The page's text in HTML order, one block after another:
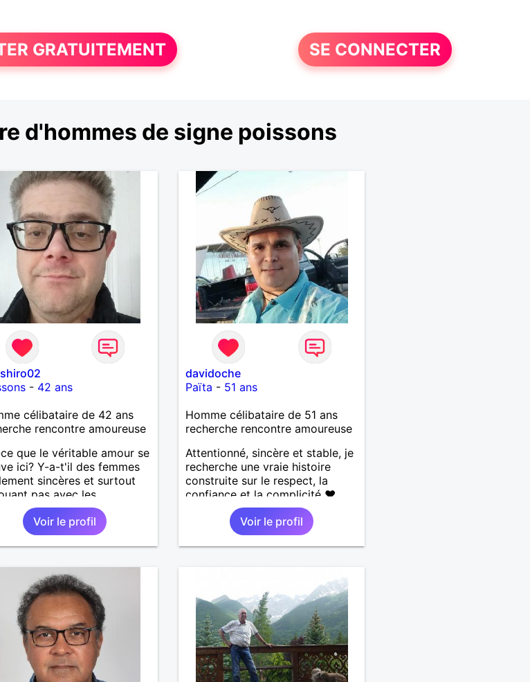
GRATUITEMENT SE CONNECTER
d'hommes de signe poissons
- 42 ans
célibataire de 42 ans
rencontre amoureuse
que le véritable amour se
ici? Y-a-t'il des femmes
sincères et surtout
pas avec les
des hommes? Etant
protecteur et
je veux continuer
et pouvoir enfin
temps. Faux profil,
et autres joyeuseté
votre chemin, vous ne
pas du tout!
Voir le profil
davidoche
Païta - 51 ans
Homme célibataire de 51 ans
recherche rencontre amoureuse
Attentionné, sincère et stable, je
recherche une vraie histoire
construite sur le respect, la
confiance et la complicité ❤️
J’aime les choses simples de la
vie : la nature, la mer, les
moments authentiques et les
personnes au grand cœur 🌊🌿
les petits moments de tendresse
et les calinous réguliers 😊❤️ La
solitude finit parfois par peser,
alors si tu es en Nouvelle-
Calédonie et que tu crois encore
à un amour vrai, prenons le
temps de discuter… et laissons
l’avenir nous guider 🌹
Voir le profil